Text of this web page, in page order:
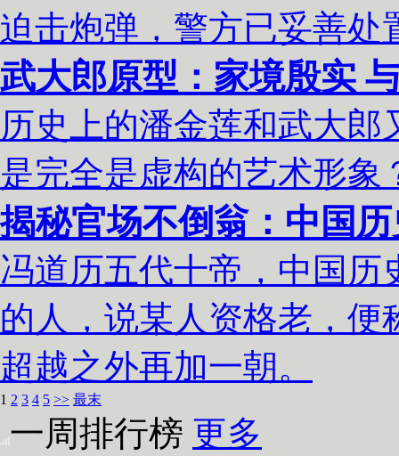
迫击炮弹，警方已妥善处
武大郎原型：家境殷实
历史上的潘金莲和武大
是完全是虚构的艺术形
揭秘官场不倒翁：中国
冯道历五代十帝，中国历
的人，说某人资格老，便
超越之外再加一朝。
1 2 3 4 5 >> 最末
一周排行榜 更多